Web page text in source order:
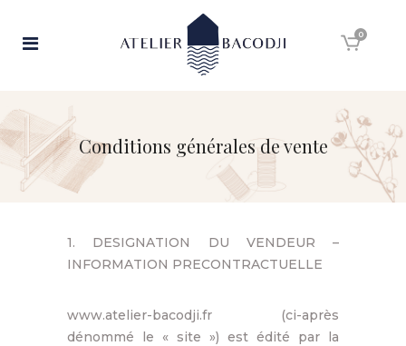
0
Conditions générales de vente
1. DESIGNATION DU VENDEUR –
INFORMATION PRECONTRACTUELLE
www.atelier-bacodji.fr (ci-après
dénommé le « site ») est édité par la